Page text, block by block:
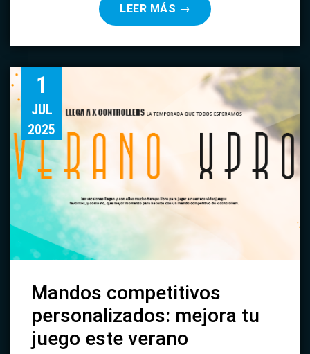
LEER MÁS →
1
JUL
2025
Mandos competitivos
personalizados: mejora tu
juego este verano